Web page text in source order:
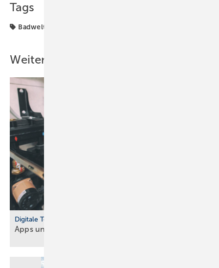
Tags
Badwelt
Weitere Inhalte
Digitale Tools
Apps und Soft­ware für Hand­werker und